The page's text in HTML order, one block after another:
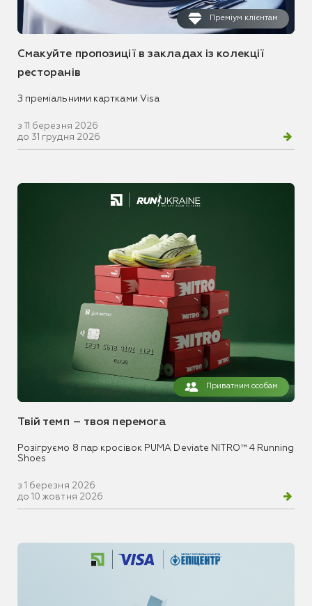
Преміум клієнтам
Смакуйте пропозиції в закладах із колекції
ресторанів
З преміальними картками Visa
з 11 березня 2026
до 31 грудня 2026
Приватним особам
Твій темп – твоя перемога
Розігруємо 8 пар кросівок PUMA Deviate NITRO™ 4 Running
Shoes
з 1 березня 2026
до 10 жовтня 2026